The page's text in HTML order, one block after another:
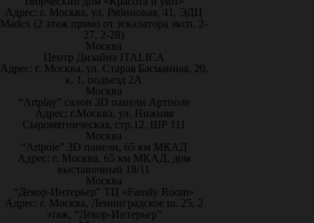
Адрес: г. Москва, ул. Рябиновая, 41, ЭДЦ
Madex (2 этаж прямо от эскалатора эксп. 2-
27, 2-28)
Москва
Центр Дизайна ITALICA
Адрес: г. Москва, ул. Старая Басманная, 20,
к. 1, подъезд 2А
Москва
“Artplay” салон 3D панели Артполе
Адрес: г.Москва, ул. Нижняя
Сыромятническая, стр.12, ШР 111
Москва
“Artpole” 3D панели, 65 км МКАД
Адрес: г. Москва, 65 км МКАД, дом
выставочный 18/11
Москва
“Декор-Интерьер” ТЦ «Family Room»
Адрес: г. Москва, Ленинградское ш. 25, 2
этаж, “Декор-Интерьер”